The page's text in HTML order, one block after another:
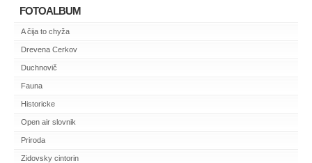
FOTOALBUM
A čija to chyža
Drevena Cerkov
Duchnovič
Fauna
Historicke
Open air slovnik
Priroda
Zidovsky cintorin